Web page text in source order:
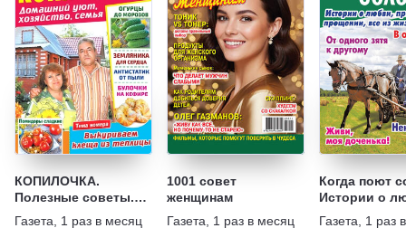
КОПИЛОЧКА.
Полезные советы.
Домашний уют,
Газета
1 раз в месяц
1001 совет
женщинам
Газета
1 раз в месяц
Когда поют
Истории о
Газета
1 раз